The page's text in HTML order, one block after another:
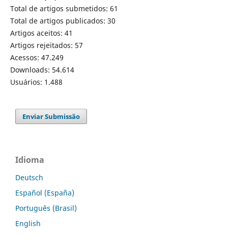
Total de artigos submetidos: 61
Total de artigos publicados: 30
Artigos aceitos: 41
Artigos rejeitados: 57
Acessos: 47.249
Downloads: 54.614
Usuários: 1.488
Enviar Submissão
Idioma
Deutsch
Español (España)
Português (Brasil)
English